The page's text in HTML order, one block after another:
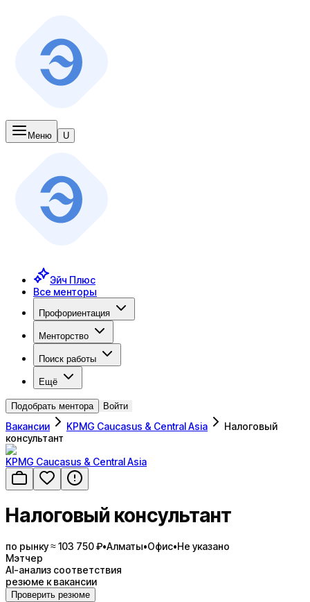
Меню U
Эйч Плюс
Все менторы
Профориентация
Менторство
Поиск работы
Ещё
Подобрать ментора Войти
Вакансии KPMG Caucasus & Central Asia
Налоговый
консультант
KPMG Caucasus & Central Asia
Налоговый консультант
по рынку ≈ 103 750 ₽•Алматы•Офис•Не указано
Мэтчер
AI-анализ соответствия
резюме к вакансии
Проверить резюме